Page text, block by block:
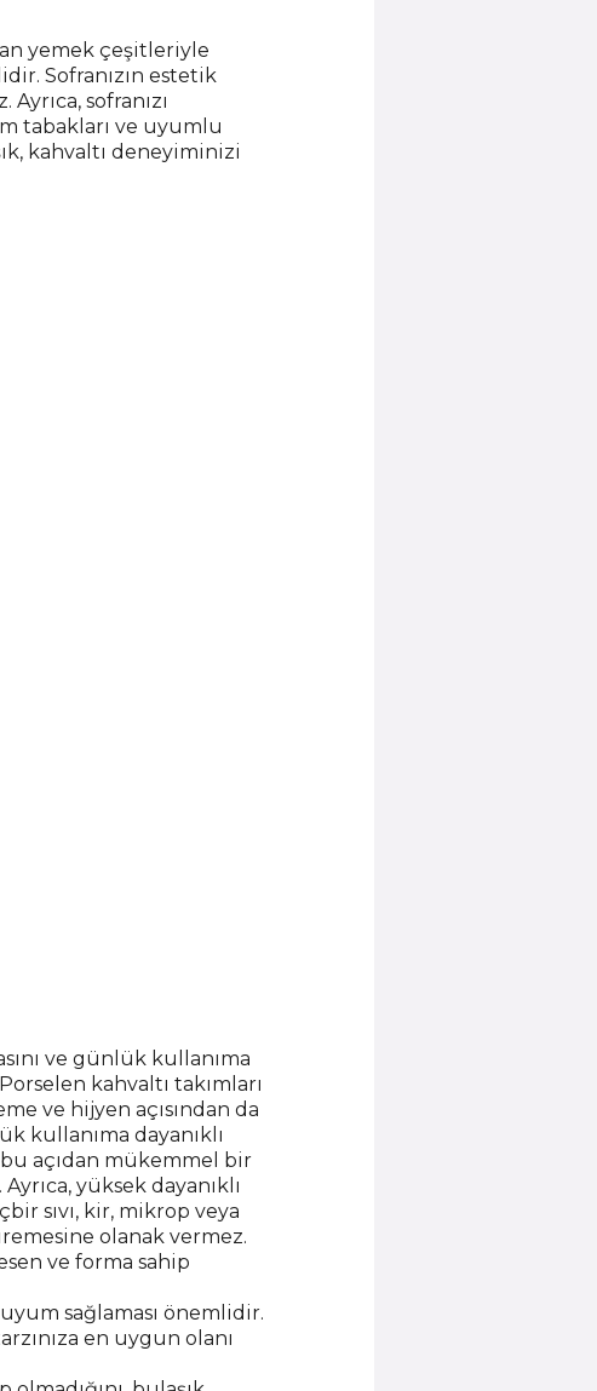
yemek çeşitleriyle
Sofranızın estetik
sofranızı
tabakları ve uyumlu
kahvaltı deneyiminizi
ve günlük kullanıma
kahvaltı takımları
ve hijyen açısından da
kullanıma dayanıklı
açıdan mükemmel bir
yüksek dayanıklı
sıvı, kir, mikrop veya
olanak vermez.
ve forma sahip
sağlaması önemlidir.
en uygun olanı